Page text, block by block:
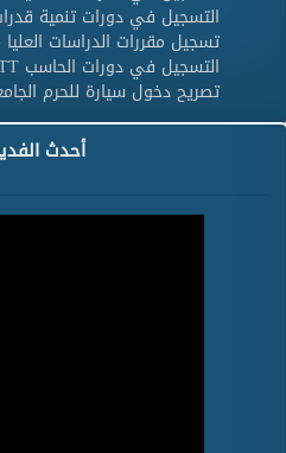
التسجيل في دورات تنمية
تسجيل مقررات الدراسات
التسجيل في دورات الحاسب ICTT
تصريح دخول سيارة للحرم
أحدث